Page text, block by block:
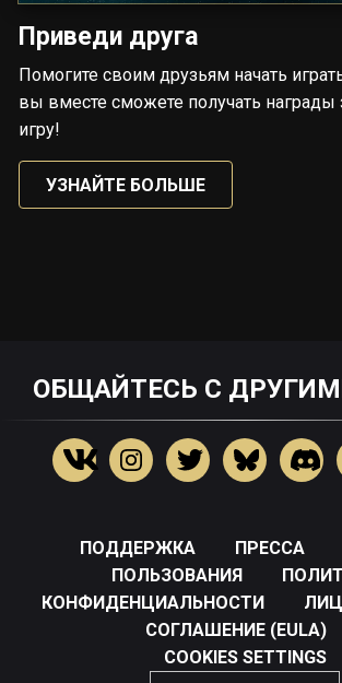
Приведи друга
Помогите своим друзьям начать
вы вместе сможете получать
игру!
УЗНАЙТЕ БОЛЬШЕ
ОБЩАЙТЕСЬ С
ПОДДЕРЖКА ПРЕССА
ПОЛЬЗОВАНИЯ
КОНФИДЕНЦИАЛЬНОСТИ
СОГЛАШЕНИЕ (EULA)
COOKIES SETTINGS